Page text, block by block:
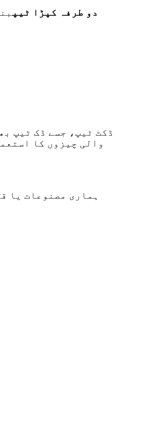
دو طرفہ کپڑا ٹیپ
ڈکٹ ٹیپ، جسے ڈک ٹیپ
والی چیزوں کا
ہماری مصنوعات یا قیمت